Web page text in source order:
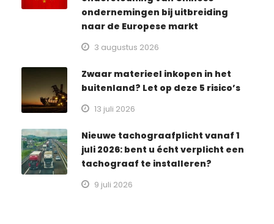
ondernemingen bij uitbreiding
naar de Europese markt
3 augustus 2026
Zwaar materieel inkopen in het
buitenland? Let op deze 5 risico’s
13 juli 2026
Nieuwe tachograafplicht vanaf 1
juli 2026: bent u écht verplicht een
tachograaf te installeren?
9 juli 2026